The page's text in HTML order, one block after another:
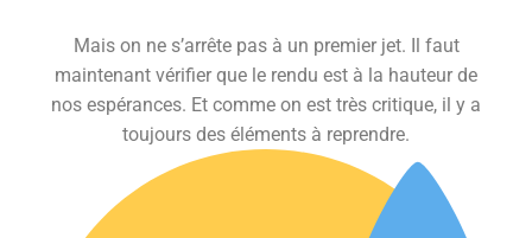
Mais on ne s’arrête pas à un premier jet. Il faut
maintenant vérifier que le rendu est à la hauteur de
nos espérances. Et comme on est très critique, il y a
toujours des éléments à reprendre.